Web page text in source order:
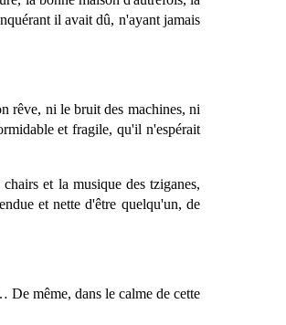
il avait dû, n'ayant jamais
rêve, ni le bruit des machines, ni
et fragile, qu'il n'espérait
et la musique des tziganes,
et nette d'être quelqu'un, de
De même, dans le calme de cette